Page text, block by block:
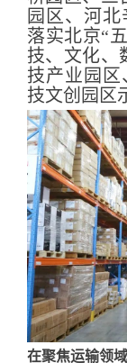
园区、河
落实北京“
技、文化、
技产业园
技文创园区
在聚焦运输领域